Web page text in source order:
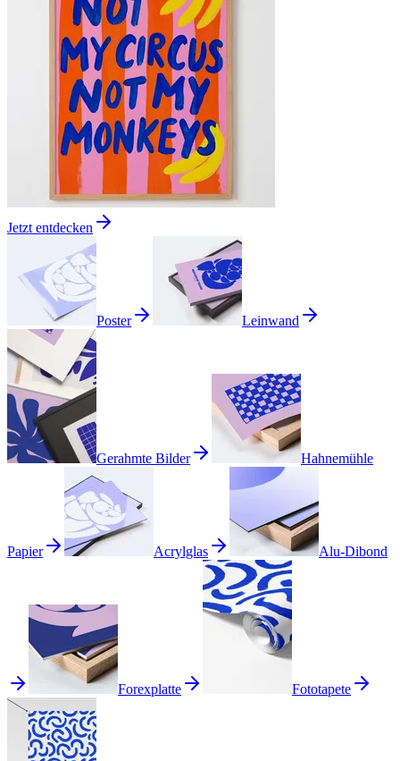
Jetzt entdecken
Poster Leinwand
Gerahmte Bilder Hahnemühle
Papier Acrylglas Alu-Dibond
Forexplatte Fototapete